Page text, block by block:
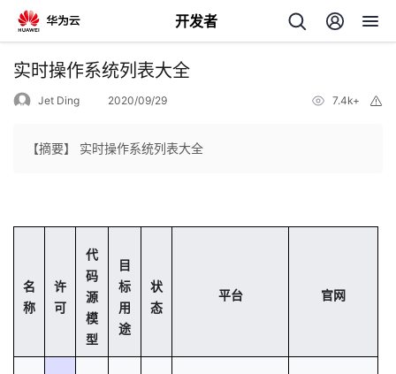
开发者
返
主
的
实时操作系统列表大全
Jet Ding 2020/09/29 7.4k+
【摘要】 实时操作系统列表大全
名
称
许
可
代
码
源
模
型
目
标
用
途
状
态
平台 官网